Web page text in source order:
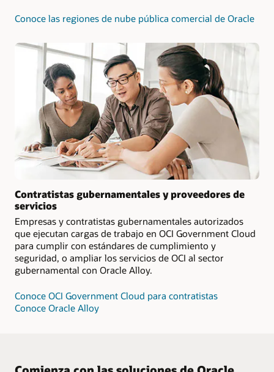
Conoce las regiones de nube pública comercial de Oracle
Contratistas gubernamentales y proveedores de
servicios
Empresas y contratistas gubernamentales autorizados
que ejecutan cargas de trabajo en OCI Government Cloud
para cumplir con estándares de cumplimiento y
seguridad, o ampliar los servicios de OCI al sector
gubernamental con Oracle Alloy.
Conoce OCI Government Cloud para contratistas
Conoce Oracle Alloy